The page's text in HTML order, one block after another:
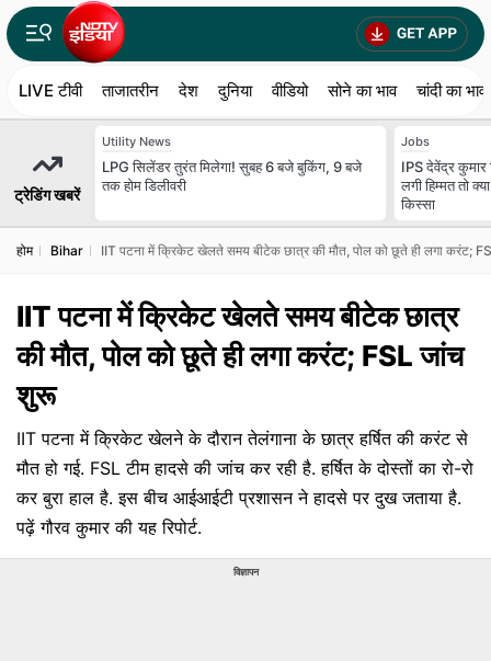
LIVE टीवी ताजातरीन देश दुनिया वीडियो सोने का भाव चांदी का भाव
ट्रेडिंग खबरें
Utility News
LPG सिलेंडर तुरंत मिलेगा! सुबह 6 बजे बुकिंग, 9 बजे
तक होम डिलीवरी
Jobs
IPS देवेंद्र कुमार
लगी हिम्मत तो
किस्सा
होम Bihar IIT पटना में क्रिकेट खेलते समय बीटेक छात्र की मौत, पोल को छूते ही लगा करंट;
IIT पटना में क्रिकेट खेलते समय बीटेक छात्र
की मौत, पोल को छूते ही लगा करंट; FSL जांच
शुरू
IIT पटना में क्रिकेट खेलने के दौरान तेलंगाना के छात्र हर्षित की करंट से
मौत हो गई. FSL टीम हादसे की जांच कर रही है. हर्षित के दोस्तों का रो-रो
कर बुरा हाल है. इस बीच आईआईटी प्रशासन ने हादसे पर दुख जताया है.
पढ़ें गौरव कुमार की यह रिपोर्ट.
विज्ञापन